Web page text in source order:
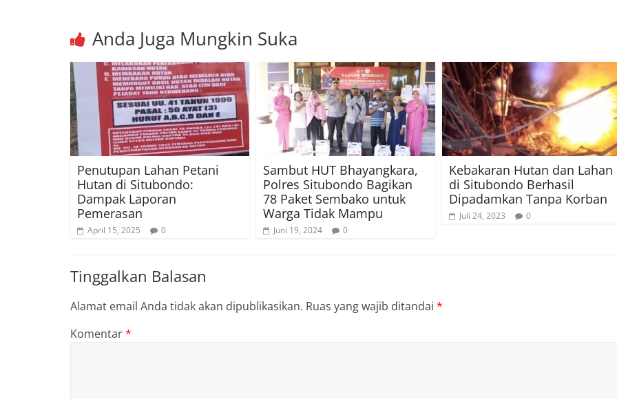
Anda Juga Mungkin Suka
Penutupan Lahan Petani
Hutan di Situbondo:
Dampak Laporan
Pemerasan
April 15, 2025 0
Sambut HUT Bhayangkara,
Polres Situbondo Bagikan
78 Paket Sembako untuk
Warga Tidak Mampu
Juni 19, 2024 0
Kebakaran Hutan dan Lahan
di Situbondo Berhasil
Dipadamkan Tanpa Korban
Juli 24, 2023 0
Tinggalkan Balasan
Alamat email Anda tidak akan dipublikasikan. Ruas yang wajib ditandai *
Komentar*